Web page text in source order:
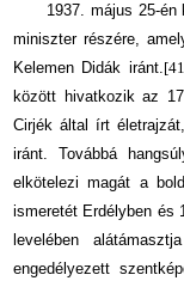
1937. május 25-
miniszter részére,
Kelemen Didák iránt.
között hivatkozik az
Cirjék által írt
iránt. Továbbá
elkötelezi magát a
ismeretét Erdélyben és
levelében
engedélyezett